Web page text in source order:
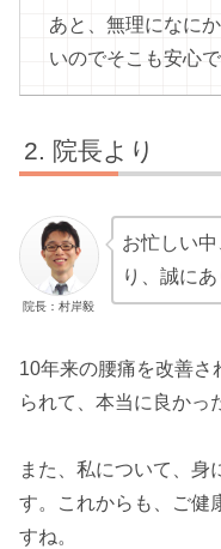
あと、無理になに
いのでそこも安心
院長より
院長：村岸毅
お忙しい
り、誠に
10年来の腰痛を改善さ
られて、本当に良かっ
また、私について、身
す。これからも、ご健
すね。